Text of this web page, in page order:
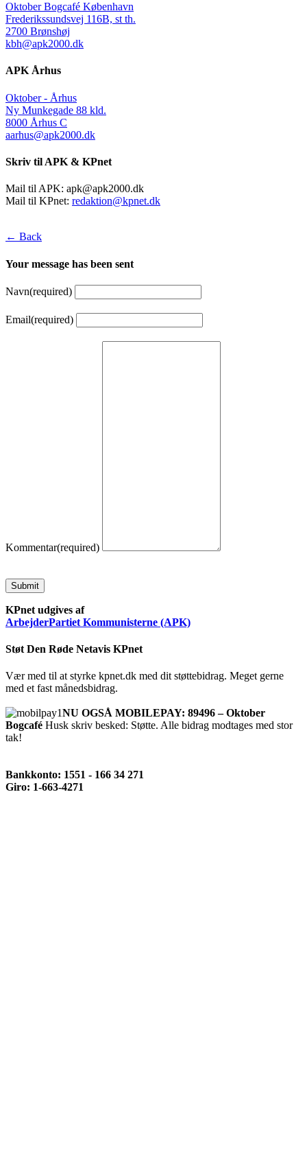
Oktober Bogcafé København
Frederikssundsvej 116B, st th.
2700 Brønshøj
kbh@apk2000.dk
APK Århus
Oktober - Århus
Ny Munkegade 88 kld.
8000 Århus C
aarhus@apk2000.dk
Skriv til APK & KPnet
Mail til APK: apk@apk2000.dk
Mail til KPnet: redaktion@kpnet.dk
← Back
Your message has been sent
Navn(required)
Email(required)
Kommentar(required)
Submit
KPnet udgives af
ArbejderPartiet Kommunisterne (APK)
Støt Den Røde Netavis KPnet
Vær med til at styrke kpnet.dk med dit støttebidrag. Meget gerne
med et fast månedsbidrag.
NU OGSÅ MOBILEPAY: 89496 – Oktober
Bogcafé Husk skriv besked: Støtte. Alle bidrag modtages med stor
tak!
Bankkonto: 1551 - 166 34 271
Giro: 1-663-4271